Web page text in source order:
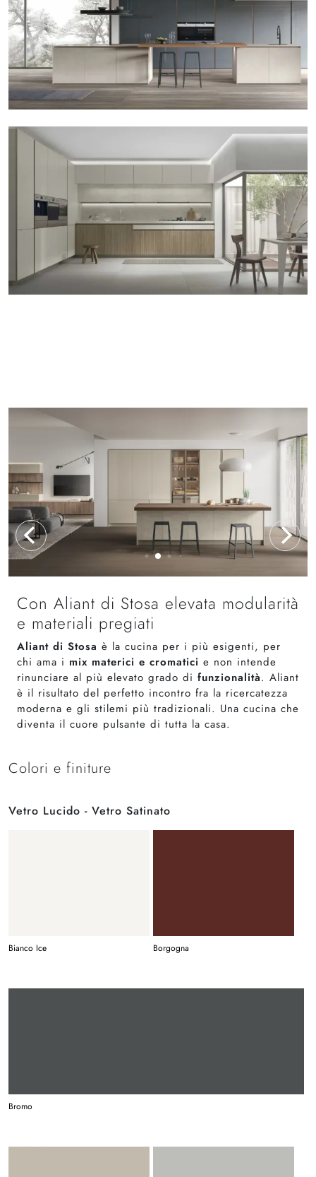
Con Aliant di Stosa elevata modularità
e materiali pregiati
Aliant di Stosa è la cucina per i più esigenti, per
chi ama i mix materici e cromatici e non intende
rinunciare al più elevato grado di funzionalità. Aliant
è il risultato del perfetto incontro fra la ricercatezza
moderna e gli stilemi più tradizionali. Una cucina che
diventa il cuore pulsante di tutta la casa.
Colori e finiture
Vetro Lucido - Vetro Satinato
Bianco Ice Borgogna
Bromo